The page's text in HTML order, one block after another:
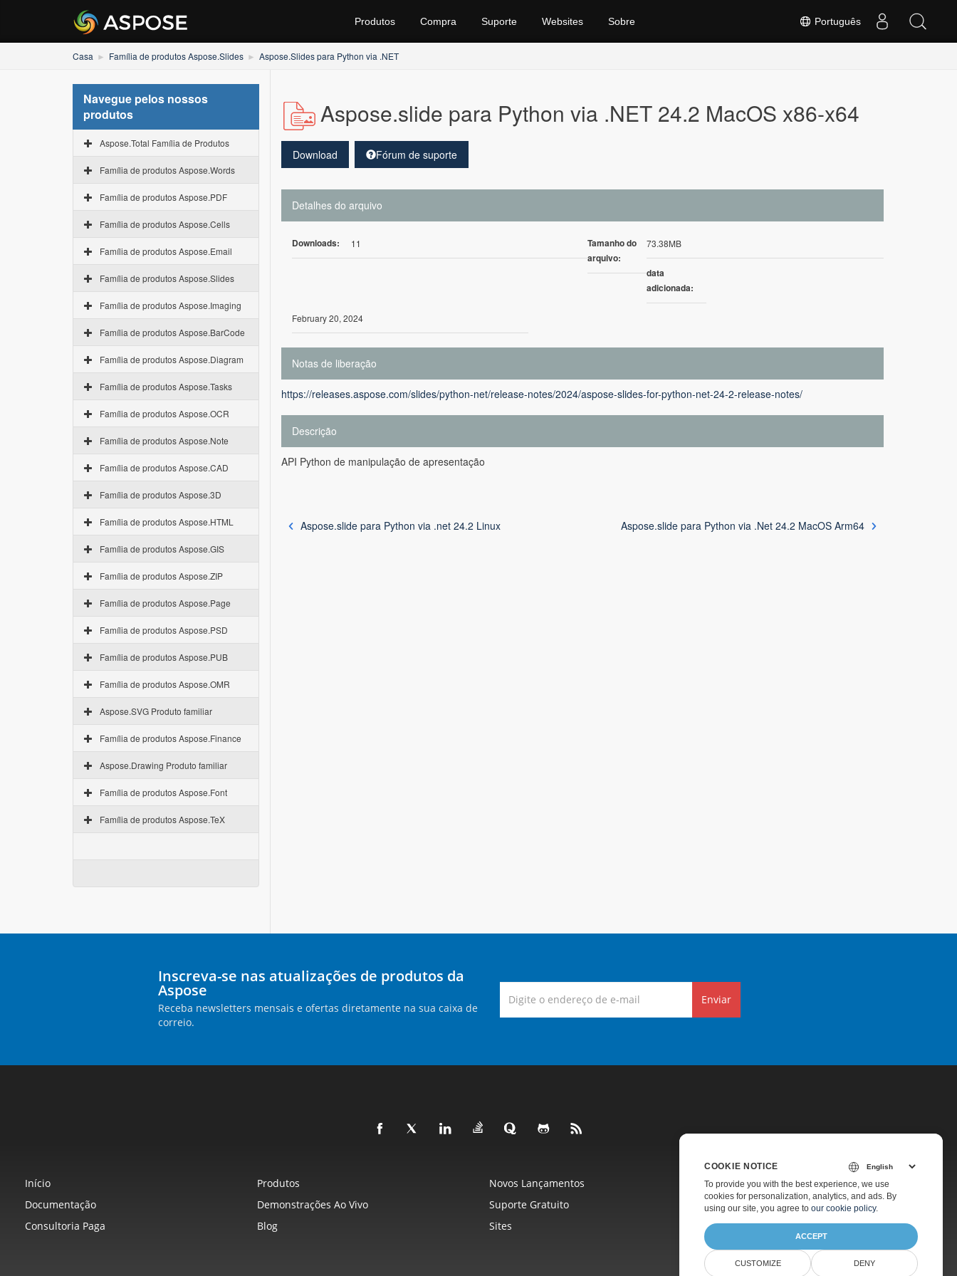
Português
Produtos Compra Suporte Websites Sobre
Casa Família de produtos Aspose.Slides Aspose.Slides para Python via .NET
Navegue pelos nossos
produtos
Aspose.Total Família de Produtos
Família de produtos Aspose.Words
Família de produtos Aspose.PDF
Família de produtos Aspose.Cells
Família de produtos Aspose.Email
Família de produtos Aspose.Slides
Família de produtos Aspose.Imaging
Família de produtos Aspose.BarCode
Família de produtos Aspose.Diagram
Família de produtos Aspose.Tasks
Família de produtos Aspose.OCR
Família de produtos Aspose.Note
Família de produtos Aspose.CAD
Família de produtos Aspose.3D
Família de produtos Aspose.HTML
Família de produtos Aspose.GIS
Família de produtos Aspose.ZIP
Família de produtos Aspose.Page
Família de produtos Aspose.PSD
Família de produtos Aspose.PUB
Família de produtos Aspose.OMR
Aspose.SVG Produto familiar
Família de produtos Aspose.Finance
Aspose.Drawing Produto familiar
Família de produtos Aspose.Font
Família de produtos Aspose.TeX
Aspose.slide para Python via .NET 24.2 MacOS x86-x64
Download Fórum de suporte
Detalhes do arquivo
Downloads: 11
Tamanho do
arquivo:
73.38MB
data
adicionada:
February 20, 2024
Notas de liberação
https://releases.aspose.com/slides/python-net/release-notes/2024/aspose-slides-for-python-net-24-2-release-notes/
Descrição
API Python de manipulação de apresentação
Aspose.slide para Python via .net 24.2 Linux Aspose.slide para Python via .Net 24.2 MacOS Arm64
Inscreva-se nas atualizações de produtos da
Aspose
Receba newsletters mensais e ofertas diretamente na sua caixa de
correio.
Enviar
Início Produtos Novos Lançamentos
Preços
Documentação
Demonstrações Ao Vivo Suporte Gratuito
Suporte Pago
Consultoria Paga
Blog Sites Sobre
COOKIE NOTICE
To provide you with the best experience, we use
cookies for personalization, analytics, and ads. By
using our site, you agree to our cookie policy.
ACCEPT
CUSTOMIZE DENY